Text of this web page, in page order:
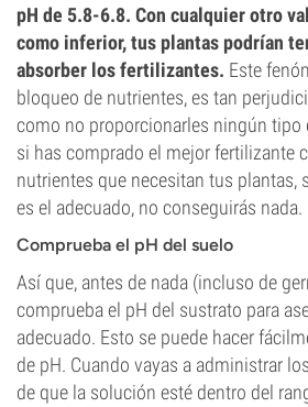
pH de 5.8-6.8. Con cualquier otro
como inferior, tus plantas podrían
absorber los fertilizantes. Este
bloqueo de nutrientes, es tan
como no proporcionarles ningún tipo
si has comprado el mejor fertilizante
nutrientes que necesitan tus plantas,
es el adecuado, no conseguirás nada.
Comprueba el pH del suelo
Así que, antes de nada (incluso de
comprueba el pH del sustrato para
adecuado. Esto se puede hacer
de pH. Cuando vayas a administrar
de que la solución esté dentro del